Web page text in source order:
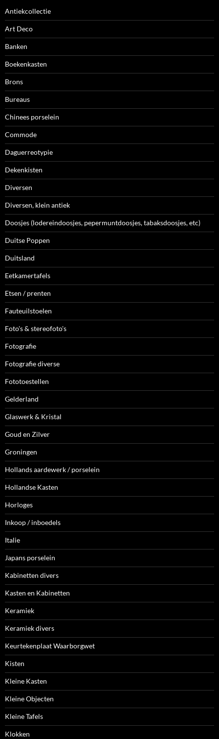
Antiekcollectie
Art Deco
Banken
Boekenkasten
Brons
Bureaus
Chinees porselein
Commode
Daguerreotypie
Dekenkisten
Diversen
Diversen, klein antiek
Doosjes (lodereindoosjes, pepermuntdoosjes, tabaksdoosjes, etc)
Duitse Poppen
Duitsland
Eetkamertafels
Etsen / prenten
Fauteuilstoelen
Foto's & stereofoto's
Fotografie
Fotografie diverse
Fototoestellen
Gelderland
Glaswerk & Kristal
Goud en Zilver
Groningen
Hollands aardewerk / porselein
Hollandse Kasten
Horloges
Inkoop / inboedels
Italie
Japans porselein
Kabinetten divers
Kasten en Kabinetten
Keramiek
Keramiek divers
Keurtekenplaat Waarborgwet
Kisten
Kleine Kasten
Kleine Objecten
Kleine Tafels
Klokken